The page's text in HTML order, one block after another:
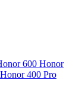
600 Honor
Honor 400 Pro